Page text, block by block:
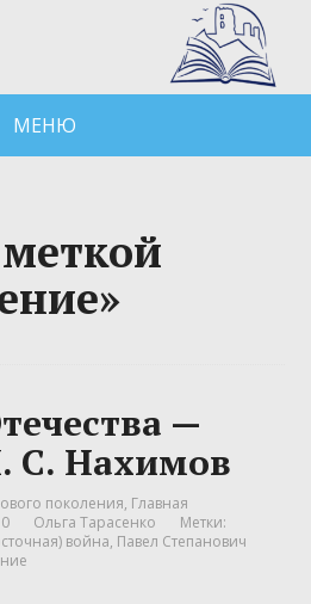
МЕНЮ
—
С. Нахимов
поколения, Главная
Ольга Тарасенко
Метки:
война, Павел Степанович